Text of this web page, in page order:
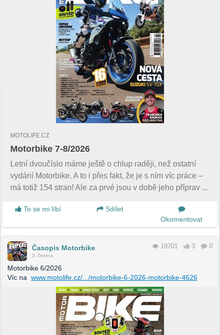
MOTOLIFE.CZ
Motorbike 7-8/2026
Letní dvoučíslo máme ještě o chlup raději, než ostatní
vydání Motorbike. A to i přes fakt, že je s ním víc práce –
má totiž 154 stran! Ale za prvé jsou v době jeho příprav ...
To se mi líbí
Sdílet
Okomentovat
Časopis Motorbike
3. června
19701 3 0
Motorbike 6/2026
Víc na www.motolife.cz/.../motorbike-6-2026-motorbike-4626